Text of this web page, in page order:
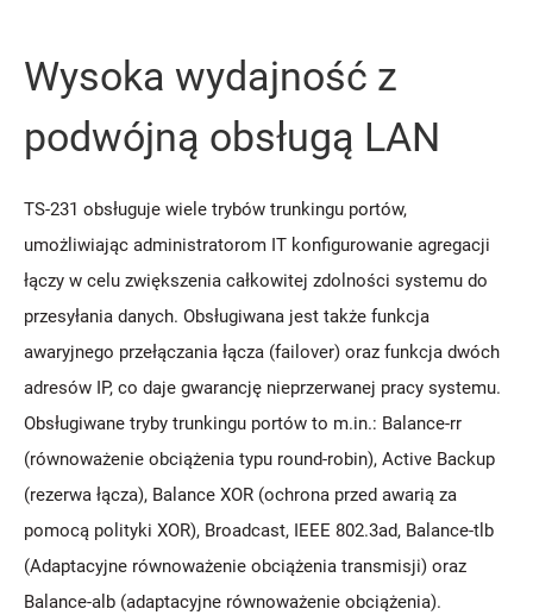
Wysoka wydajność z
podwójną obsługą LAN
TS-231 obsługuje wiele trybów trunkingu portów,
umożliwiając administratorom IT konfigurowanie agregacji
łączy w celu zwiększenia całkowitej zdolności systemu do
przesyłania danych. Obsługiwana jest także funkcja
awaryjnego przełączania łącza (failover) oraz funkcja dwóch
adresów IP, co daje gwarancję nieprzerwanej pracy systemu.
Obsługiwane tryby trunkingu portów to m.in.: Balance-rr
(równoważenie obciążenia typu round-robin), Active Backup
(rezerwa łącza), Balance XOR (ochrona przed awarią za
pomocą polityki XOR), Broadcast, IEEE 802.3ad, Balance-tlb
(Adaptacyjne równoważenie obciążenia transmisji) oraz
Balance-alb (adaptacyjne równoważenie obciążenia).